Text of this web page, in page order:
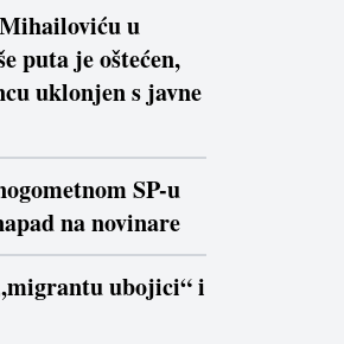
u
puta je oštećen,
uklonjen s javne
SP-u
na novinare
ubojici“ i